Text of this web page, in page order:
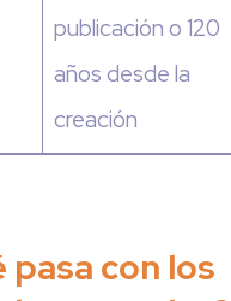
publicación o 120
años desde la
creación
pasa con los